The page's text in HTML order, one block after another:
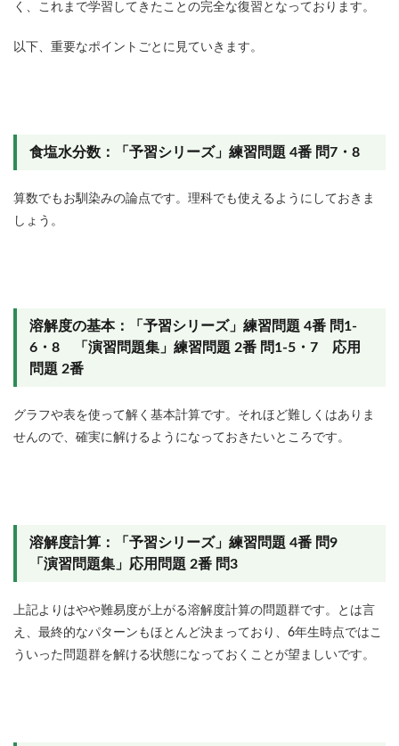
く、これまで学習してきたことの完全な復習となっております。
以下、重要なポイントごとに見ていきます。
食塩水分数：「予習シリーズ」練習問題 4番 問7・8
算数でもお馴染みの論点です。理科でも使えるようにしておきま
しょう。
溶解度の基本：「予習シリーズ」練習問題 4番 問1-
6・8 「演習問題集」練習問題 2番 問1-5・7 応用
問題 2番
グラフや表を使って解く基本計算です。それほど難しくはありま
せんので、確実に解けるようになっておきたいところです。
溶解度計算：「予習シリーズ」練習問題 4番 問9
「演習問題集」応用問題 2番 問3
上記よりはやや難易度が上がる溶解度計算の問題群です。とは言
え、最終的なパターンもほとんど決まっており、6年生時点ではこ
ういった問題群を解ける状態になっておくことが望ましいです。